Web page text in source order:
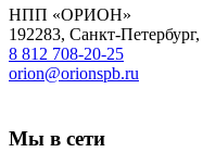
НПП «ОРИОН»
192283, Санкт-Петербург,
8 812 708-20-25
orion@orionspb.ru
Мы в сети